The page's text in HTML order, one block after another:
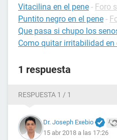
Vitacilina en el pene - Foro
Puntito negro en el pene -
Que pasa si chupo los
Como quitar irritabilidad en
1 respuesta
RESPUESTA 1 / 1
Dr. Joseph Exebio
15 abr 2018 a las 17:26